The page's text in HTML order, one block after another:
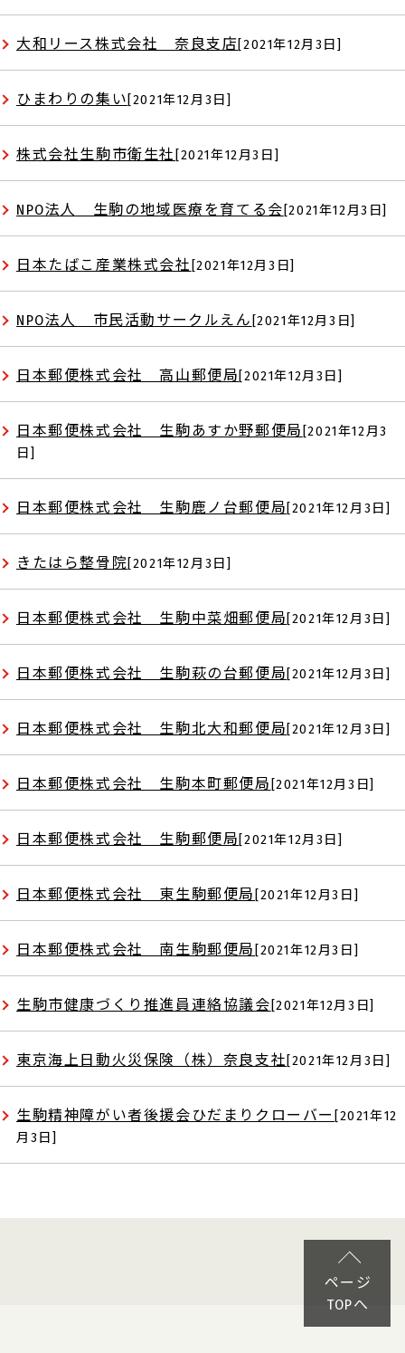
大和リース株式会社 奈良支店[2021年12月3日]
ひまわりの集い[2021年12月3日]
株式会社生駒市衛生社 [2021年12月3日]
NPO法人 生駒の地域医療を育てる会 [2021年12月3日]
日本たばこ産業株式会社 [2021年12月3日]
NPO法人 市民活動サークルえん [2021年12月3日]
日本郵便株式会社 高山郵便局[2021年12月3日]
日本郵便株式会社 生駒あすか野郵便局 [2021年12月3
日]
日本郵便株式会社 生駒鹿ノ台郵便局[2021年12月3日]
きたはら整骨院[2021年12月3日]
日本郵便株式会社 生駒中菜畑郵便局[2021年12月3日]
日本郵便株式会社 生駒萩の台郵便局[2021年12月3日]
日本郵便株式会社 生駒北大和郵便局[2021年12月3日]
日本郵便株式会社 生駒本町郵便局 [2021年12月3日]
日本郵便株式会社 生駒郵便局[2021年12月3日]
日本郵便株式会社 東生駒郵便局[2021年12月3日]
日本郵便株式会社 南生駒郵便局[2021年12月3日]
生駒市健康づくり推進員連絡協議会 [2021年12月3日]
東京海上日動火災保険（株）奈良支社[2021年12月3日]
生駒精神障がい者後援会ひだまりクローバー [2021年12
月3日]
ページ
TOPへ